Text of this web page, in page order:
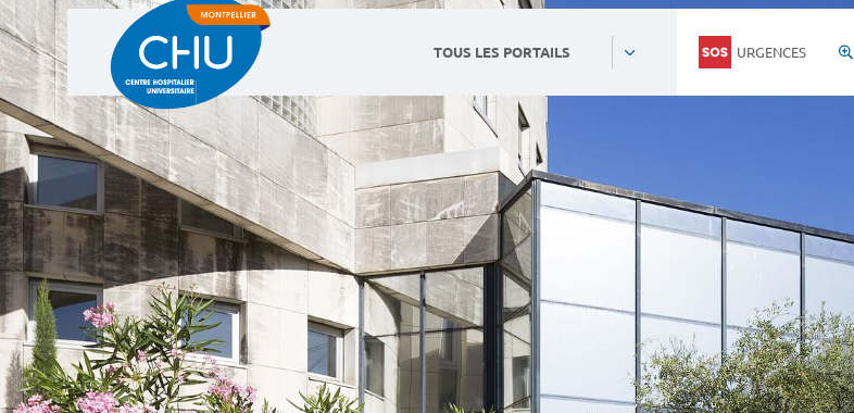
TOUS LES PORTAILS URGENCES